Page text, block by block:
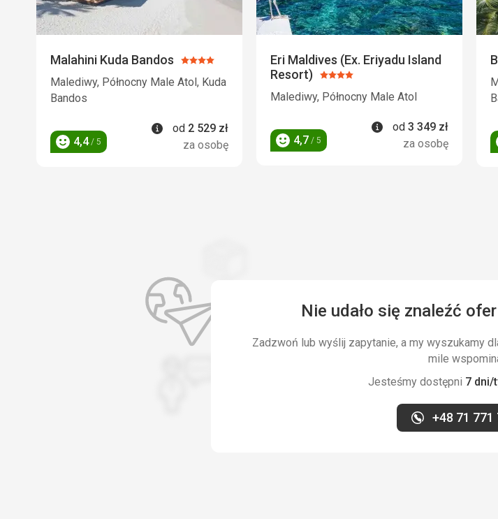
Malahini Kuda Bandos Ocena:
4/5
Malediwy, Północny Male Atol, Kuda
Bandos
Ocena
4,4/ 5
Informacje
od 2 529 zł
za osobę
Eri Maldives (Ex. Eriyadu Island
Resort) Ocena:
4/5
Malediwy, Północny Male Atol
Ocena
4,7 / 5
Informacje
od 3 349 zł
za osobę
Nie udało się znaleźć
Zadzwoń lub wyślij zapytanie, a my wyszukamy
mile
Jesteśmy dostępni 7 dni/
+48 71 771